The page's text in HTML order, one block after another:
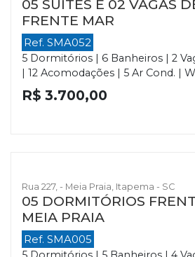
05 SUÍTES E 02 VAGAS
FRENTE MAR
Ref. SMA052
5 Dormitórios | 6 Banheiros | 2
| 12 Acomodações | 5 Ar Cond. |
R$ 3.700,00
Rua 227, - Meia Praia, Itapema - SC
05 DORMITÓRIOS
MEIA PRAIA
Ref. SMA005